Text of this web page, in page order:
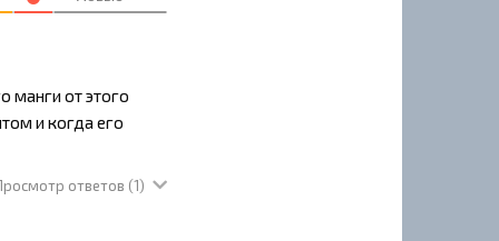
манги от этого
и когда его
ответов (1)